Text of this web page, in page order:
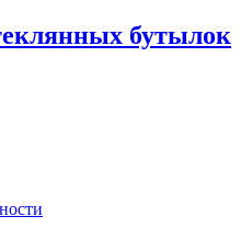
бутылок